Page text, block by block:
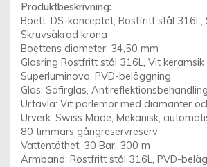
Produktbeskrivning:
Boett: DS-konceptet, Rostfritt stål 316L,
Skruvsäkrad krona
Boettens diameter: 34,50 mm
Glasring Rostfritt stål 316L, Vit
Superluminova, PVD-beläggning
Glas: Safirglas,
Urtavla: Vit pärlemor med diamanter
Urverk: Swiss Made, Mekanisk,
80 timmars gångreservreserv
Vattentäthet: 30 Bar, 300 m
Armband: Rostfritt stål 316L, PVD-